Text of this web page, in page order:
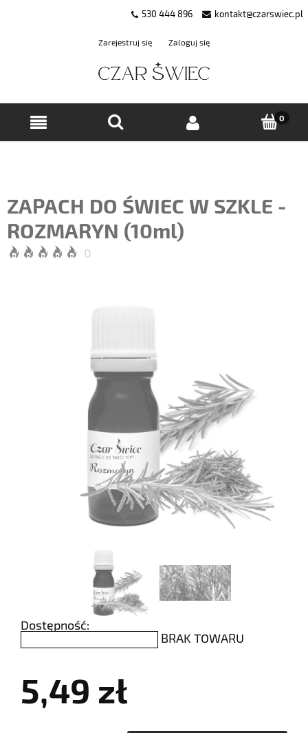
530 444 896 kontakt@czarswiec.pl
Zarejestruj się Zaloguj się
ZAPACH DO ŚWIEC W SZKLE -
ROZMARYN (10ml)
0
Dostępność:
BRAK TOWARU
5,49 zł